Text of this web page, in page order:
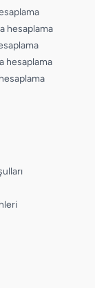
hesaplama
hesaplama